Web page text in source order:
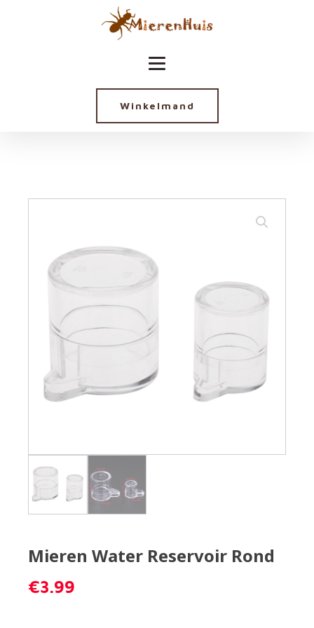
Winkelmand
Mieren Water Reservoir Rond
€3.99